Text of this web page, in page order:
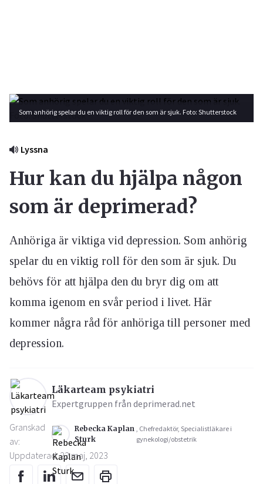
Som anhörig spelar du en viktig roll för den som är sjuk. Foto: Shutterstock
Lyssna
Hur kan du hjälpa någon
som är deprimerad?
Anhöriga är viktiga vid depression. Som anhörig
spelar du en viktig roll för den som är sjuk. Du
behövs för att hjälpa den du bryr dig om att
komma igenom en svår period i livet. Här
kommer några råd för anhöriga till personer med
depression.
Läkarteam psykiatri
Expertgruppen från deprimerad.net
Granskad
av:
Rebecka Kaplan
Sturk
, Chefredaktör, Specialistläkare i
gynekologi/obstetrik
Uppdaterad: 22 maj, 2023